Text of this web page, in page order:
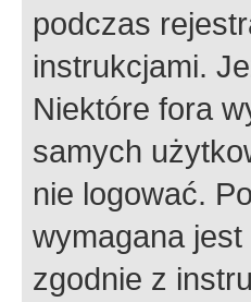
podczas
instrukcjami.
Niektóre fora
samych
nie logować.
wymagana
zgodnie z